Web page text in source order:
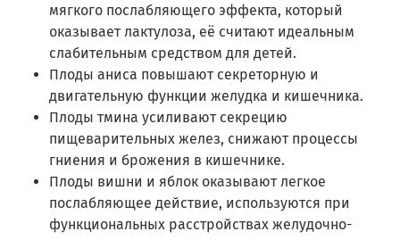
мягкого послабляющего эффекта, который
оказывает лактулоза, её считают идеальным
слабительным средством для детей.
Плоды аниса повышают секреторную и
двигательную функции желудка и кишечника.
Плоды тмина усиливают секрецию
пищеварительных желез, снижают процессы
гниения и брожения в кишечнике.
Плоды вишни и яблок оказывают легкое
послабляющее действие, используются при
функциональных расстройствах желудочно-